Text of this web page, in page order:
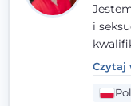
i
Czytaj